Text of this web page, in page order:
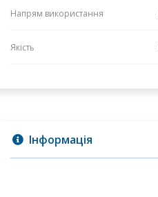
Напрям використання
Якість
Інформація